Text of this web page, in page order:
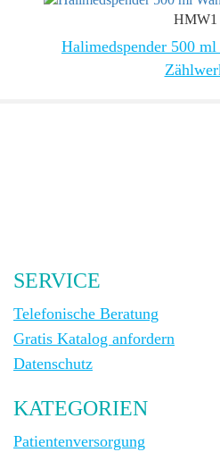
HMW1
Halimedspender 500
SERVICE
Telefonische Beratung
Gratis Katalog anfordern
Datenschutz
KATEGORIEN
Patientenversorgung